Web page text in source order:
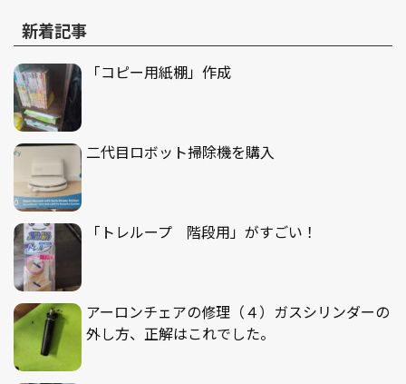
新着記事
「コピー用紙棚」作成
二代目ロボット掃除機を購入
「トレループ 階段用」がすごい！
アーロンチェアの修理（４）ガスシリンダーの
外し方、正解はこれでした。